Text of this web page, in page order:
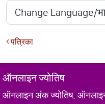
पत्रिका
ऑनलाइन ज्योतिष
ऑनलाइन अंक ज्योतिष,